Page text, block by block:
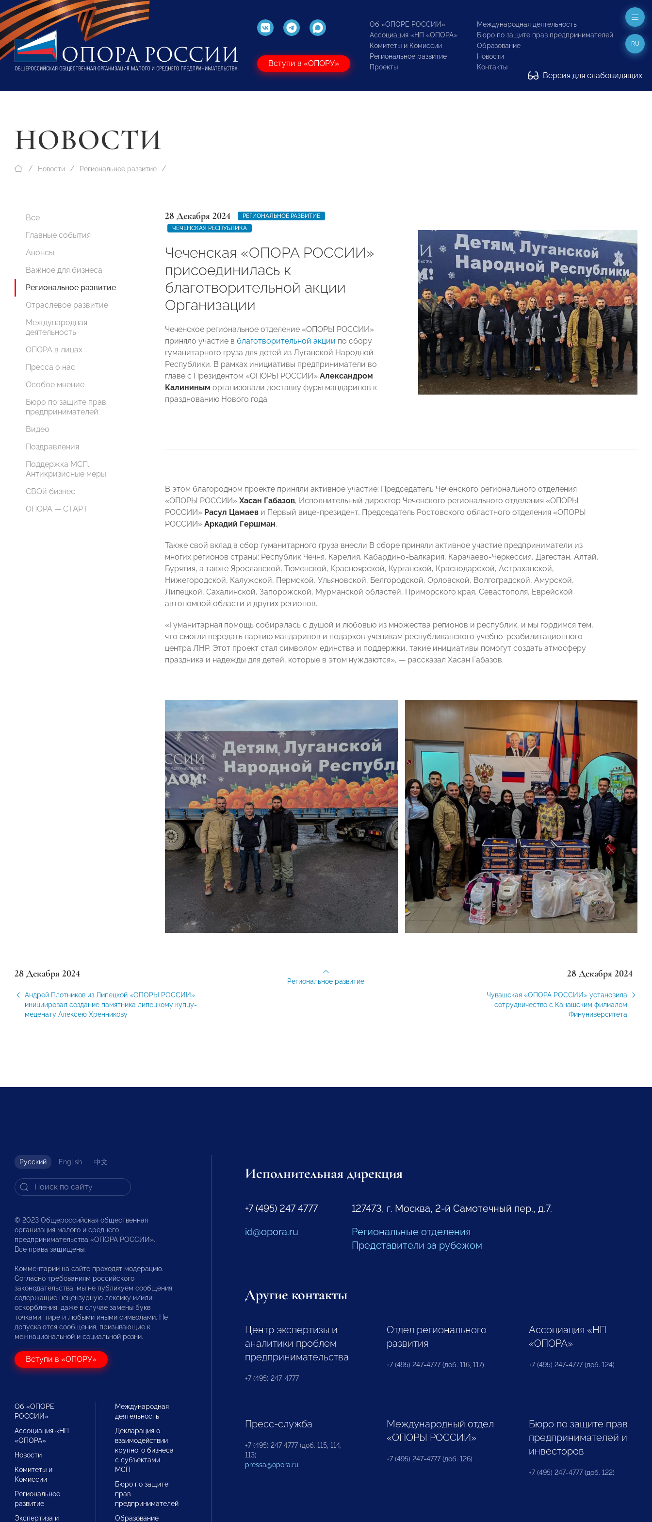
Вступи в «ОПОРУ»
Об «ОПОРЕ РОССИИ»
Ассоциация «НП «ОПОРА»
Комитеты и Комиссии
Региональное развитие
Проекты
Международная деятельность
Бюро по защите прав предпринимателей
Образование
Новости
Контакты
Версия для слабовидящих
RU
НОВОСТИ
Новости Региональное развитие
Все
Главные события
Анонсы
Важное для бизнеса
Региональное развитие
Отраслевое развитие
Международная
деятельность
ОПОРА в лицах
Пресса о нас
Особое мнение
Бюро по защите прав
предпринимателей
Видео
Поздравления
Поддержка МСП.
Антикризисные меры
СВОй бизнес
ОПОРА — СТАРТ
28 Декабря 2024
РЕГИОНАЛЬНОЕ РАЗВИТИЕ
ЧЕЧЕНСКАЯ РЕСПУБЛИКА
Чеченская «ОПОРА РОССИИ»
присоединилась к
благотворительной акции
Организации
Чеченское региональное отделение «ОПОРЫ РОССИИ»
приняло участие в благотворительной акции по сбору
гуманитарного груза для детей из Луганской Народной
Республики. В рамках инициативы предприниматели во
главе с Президентом «ОПОРЫ РОССИИ» Александром
Калининым организовали доставку фуры мандаринов к
празднованию Нового года.
В этом благородном проекте приняли активное участие: Председатель Чеченского регионального отделения
«ОПОРЫ РОССИИ» Хасан Габазов, Исполнительный директор Чеченского регионального отделения «ОПОРЫ
РОССИИ» Расул Цамаев и Первый вице-президент, Председатель Ростовского областного отделения «ОПОРЫ
РОССИИ» Аркадий Гершман.
Также свой вклад в сбор гуманитарного груза внесли В сборе приняли активное участие предприниматели из
многих регионов страны: Республик Чечня, Карелия, Кабардино-Балкария, Карачаево-Черкессия, Дагестан, Алтай,
Бурятия, а также Ярославской, Тюменской, Красноярской, Курганской, Краснодарской, Астраханской,
Нижегородской, Калужской, Пермской, Ульяновской, Белгородской, Орловской, Волгоградской, Амурской,
Липецкой, Сахалинской, Запорожской, Мурманской областей, Приморского края, Севастополя, Еврейской
автономной области и других регионов.
«Гуманитарная помощь собиралась с душой и любовью из множества регионов и республик, и мы гордимся тем,
что смогли передать партию мандаринов и подарков ученикам республиканского учебно-реабилитационного
центра ЛНР. Этот проект стал символом единства и поддержки, такие инициативы помогут создать атмосферу
праздника и надежды для детей, которые в этом нуждаются», — рассказал Хасан Габазов.
28 Декабря 2024
Андрей Плотников из Липецкой «ОПОРЫ РОССИИ»
инициировал создание памятника липецкому купцу-
меценату Алексею Хренникову
28 Декабря 2024
Чувашская «ОПОРА РОССИИ» установила
сотрудничество с Канашским филиалом
Финуниверситета
Региональное развитие
Русский English 中文
© 2023 Общероссийская общественная
организация малого и среднего
предпринимательства «ОПОРА РОССИИ».
Все права защищены.
Комментарии на сайте проходят модерацию.
Согласно требованиям российского
законодательства, мы не публикуем сообщения,
содержащие нецензурную лексику и/или
оскорбления, даже в случае замены букв
точками, тире и любыми иными символами. Не
допускаются сообщения, призывающие к
межнациональной и социальной розни.
Вступи в «ОПОРУ»
Об «ОПОРЕ
РОССИИ»
Ассоциация «НП
«ОПОРА»
Новости
Комитеты и
Комиссии
Региональное
развитие
Экспертиза и
Международная
деятельность
Декларация о
взаимодействии
крупного бизнеса
с субъектами
МСП
Бюро по защите
прав
предпринимателей
Образование
Исполнительная дирекция
+7 (495) 247 4777
id@opora.ru
127473, г. Москва, 2-й Самотечный пер., д.7.
Региональные отделения
Представители за рубежом
Другие контакты
Центр экспертизы и
аналитики проблем
предпринимательства
+7 (495) 247-4777
Отдел регионального
развития
+7 (495) 247-4777 (доб. 116, 117)
Ассоциация «НП
«ОПОРА»
+7 (495) 247-4777 (доб. 124)
Пресс-служба
+7 (495) 247 4777 (доб. 115, 114,
113)
pressa@opora.ru
Международный отдел
«ОПОРЫ РОССИИ»
+7 (495) 247-4777 (доб. 126)
Бюро по защите прав
предпринимателей и
инвесторов
+7 (495) 247-4777 (доб. 122)